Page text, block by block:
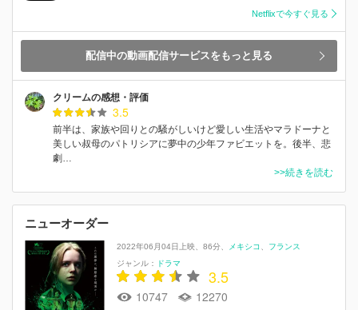
Netflixで今すぐ見る
配信中の動画配信サービスをもっと見る
クリームの感想・評価
3.5
前半は、家族や回りとの騒がしいけど愛しい生活やマラドーナと
美しい叔母のパトリシアに夢中の少年ファビエットを。後半、悲
劇…
>>続きを読む
ニューオーダー
2022年06月04日上映 86分 メキシコ
フランス
ジャンル：
ドラマ
3.5
10747 12270